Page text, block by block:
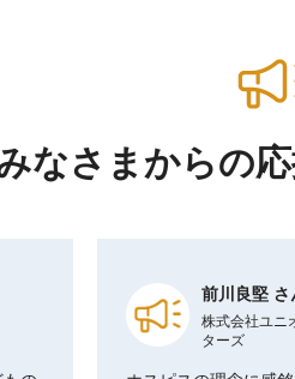
なさまからの
前川良堅 さ
株式会社ユニ
ターズ